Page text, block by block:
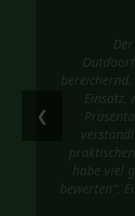
Einsatz,
habe viel
bewerten“.
❮